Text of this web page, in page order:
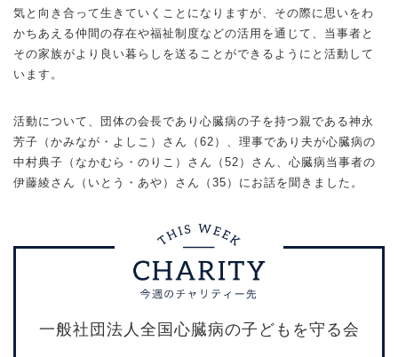
気と向き合って生きていくことになりますが、その際に思いをわ
かちあえる仲間の存在や福祉制度などの活用を通じて、当事者と
その家族がより良い暮らしを送ることができるようにと活動して
います。
活動について、団体の会長であり心臓病の子を持つ親である神永
芳子（かみなが・よしこ）さん（62）、理事であり夫が心臓病の
中村典子（なかむら・のりこ）さん（52）さん、心臓病当事者の
伊藤綾さん（いとう・あや）さん（35）にお話を聞きました。
一般社団法人全国心臓病の子どもを守る会